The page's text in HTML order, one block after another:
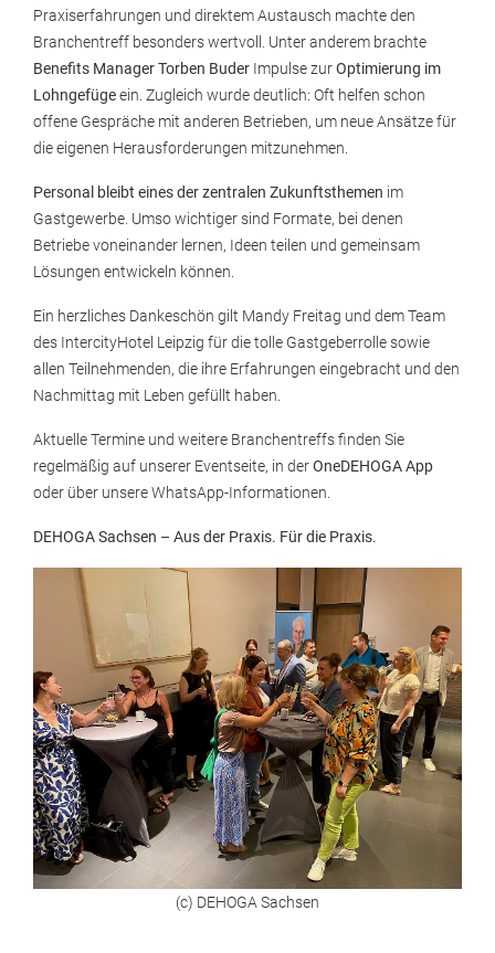
Praxiserfahrungen und direktem Austausch machte den
Branchentreff besonders wertvoll. Unter anderem brachte
Benefits Manager Torben Buder Impulse zurOptimierung im
Lohngefügeein. Zugleich wurde deutlich: Oft helfen schon
offene Gespräche mit anderen Betrieben, um neue Ansätze für
die eigenen Herausforderungen mitzunehmen.
Personal bleibt eines der zentralen Zukunftsthemen im
Gastgewerbe. Umso wichtiger sind Formate, bei denen
Betriebe voneinander lernen, Ideen teilen und gemeinsam
Lösungen entwickeln können.
Ein herzliches Dankeschön gilt Mandy Freitag und dem Team
des IntercityHotel Leipzig für die tolle Gastgeberrolle sowie
allen Teilnehmenden, die ihre Erfahrungen eingebracht und den
Nachmittag mit Leben gefüllt haben.
Aktuelle Termine und weitere Branchentreffs finden Sie
regelmäßig auf unserer Eventseite, in derOneDEHOGA App
oder über unsere WhatsApp-Informationen.
DEHOGA Sachsen – Aus der Praxis. Für die Praxis.
(c) DEHOGA Sachsen